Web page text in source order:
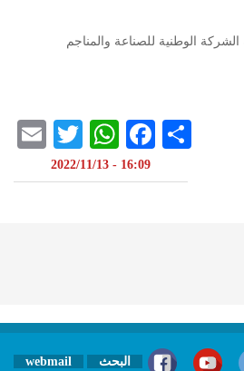
الشركة الوطنية للصناعة والمناجم
Share
Facebook
16:09 - 2022/11/13
البحث webmail